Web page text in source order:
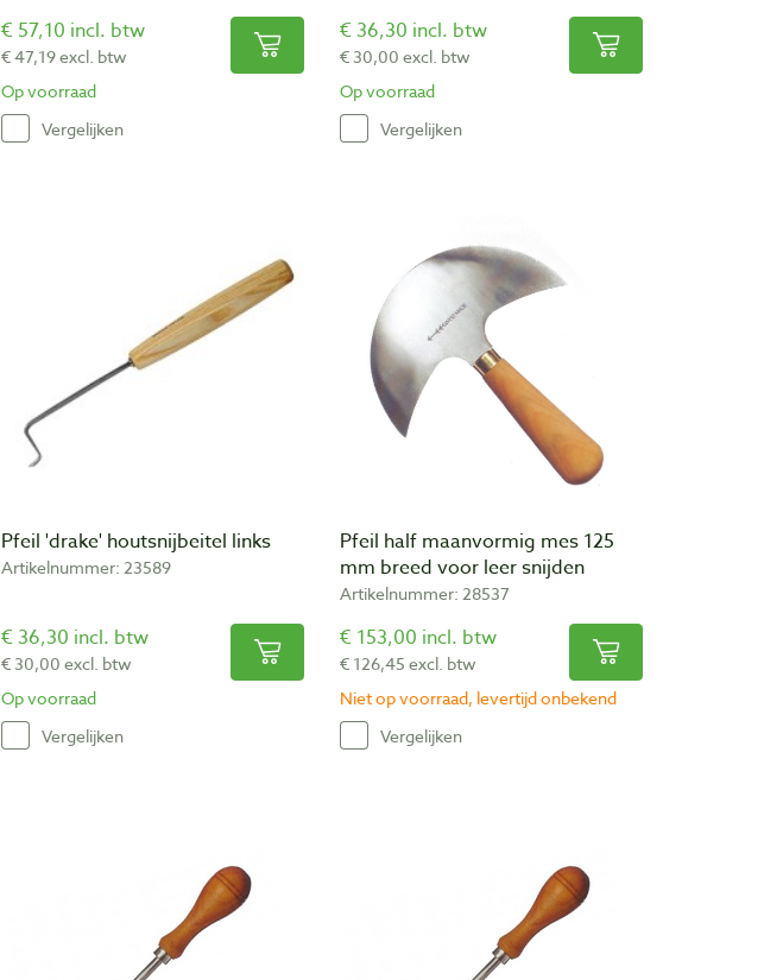
€ 57,10 incl. btw
€ 47,19 excl. btw
Op voorraad
Vergelijken
€ 36,30 incl. btw
€ 30,00 excl. btw
Op voorraad
Vergelijken
Pfeil 'drake' houtsnijbeitel links
Artikelnummer: 23589
€ 36,30 incl. btw
€ 30,00 excl. btw
Op voorraad
Vergelijken
Pfeil half maanvormig mes 125
mm breed voor leer snijden
Artikelnummer: 28537
€ 153,00 incl. btw
€ 126,45 excl. btw
Niet op voorraad, levertijd onbekend
Vergelijken